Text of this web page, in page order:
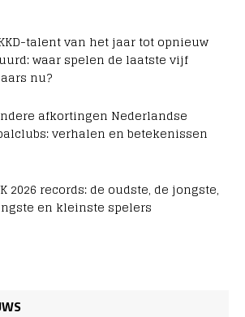
talent van het jaar tot opnieuw
waar spelen de laatste vijf
nu?
afkortingen Nederlandse
verhalen en betekenissen
2026 records: de oudste, de jongste,
en kleinste spelers